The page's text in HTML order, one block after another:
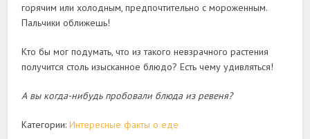
горячим или холодным, предпочтительно с мороженным.
Пальчики оближешь!
Кто бы мог подумать, что из такого невзрачного растения
получится столь изысканное блюдо? Есть чему удивляться!
А вы когда-нибудь пробовали блюда из ревеня?
Категории:Интересные факты о еде